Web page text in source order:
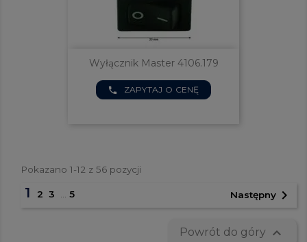
Wyłącznik Master 4106.179
phone ZAPYTAJ O CENĘ
Pokazano 1-12 z 56 pozycji
1 2 3 5 Następny 
Powrót do góry 